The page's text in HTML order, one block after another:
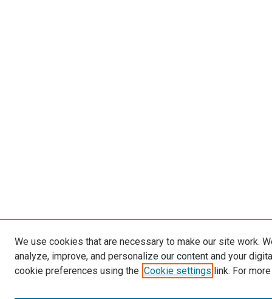
We use cookies that are necessary to make our site work.
analyze, improve, and personalize our content and your
cookie preferences using the Cookie settings link. For